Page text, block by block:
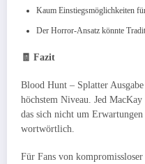
Kaum Einstiegsmöglichkeiten
Der Horror-Ansatz könnte
🧾 Fazit
Blood Hunt – Splatter
höchstem Niveau. Jed
das sich nicht um
wortwörtlich.
Für Fans von